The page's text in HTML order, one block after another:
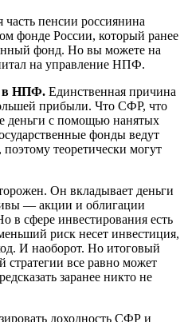
пенсии россиянина
фонде России, который ранее
фонд. Но вы можете на
на управление НПФ.
в НПФ. Единственная причина
прибыли. Что СФР, что
с помощью нанятых
фонды ведут
теоретически могут
Он вкладывает деньги
— акции и облигации
в сфере инвестирования есть
риск несет инвестиция,
И наоборот. Но итоговый
стратегии все равно может
заранее никто не
доходность СФР и